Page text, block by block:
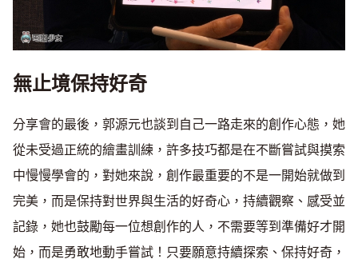
無止境保持好奇
分享會的最後，郭源元也談到自己一路走來的創作心態，她
從未受過正統的繪畫訓練，許多技巧都是在不斷嘗試與摸索
中慢慢學會的，對她來說，創作最重要的不是一開始就做到
完美，而是保持對世界與生活的好奇心，持續觀察、感受並
記錄，她也鼓勵每一位想創作的人，不需要等到準備好才開
始，而是勇敢地動手嘗試！只要願意持續探索、保持好奇，